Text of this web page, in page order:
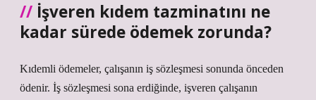
İşveren kıdem tazminatını ne
kadar sürede ödemek zorunda?
Kıdemli ödemeler, çalışanın iş sözleşmesi sonunda önceden
ödenir. İş sözleşmesi sona erdiğinde, işveren çalışanın